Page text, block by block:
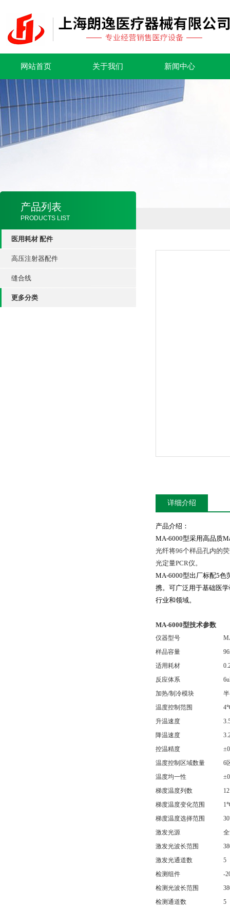
网站首页 关于我们 新闻中心
产品列表
PRODUCTS LIST
医用耗材 配件
高压注射器配件
缝合线
更多分类
详细介绍
产品介绍：
MA-6000型采用高品质
光纤将96个样品孔内的
光定量PCR仪。
MA-6000型出厂标配5色
携。可广泛用于基础医
行业和领域。
MA-6000型技术参数
仪器型号
样品容量
适用耗材
反应体系
加热/制冷模块
温度控制范围
升温速度
降温速度
控温精度
温度控制区域数量
6
温度均一性
梯度温度列数
12
梯度温度变化范围
梯度温度选择范围
激发光源
激发光波长范围
激发光通道数
5
检测组件
-
检测光波长范围
检测通道数
5